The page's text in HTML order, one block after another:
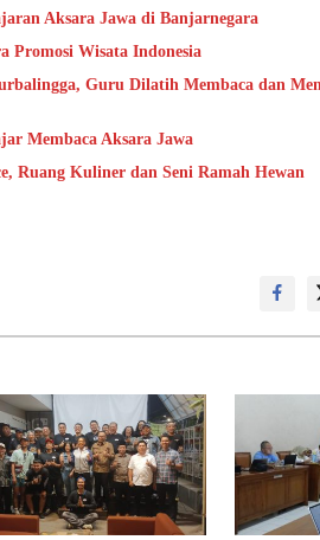
Aksara Jawa di Banjarnegara
Promosi Wisata Indonesia
Guru Dilatih Membaca dan
Membaca Aksara Jawa
Ruang Kuliner dan Seni Ramah Hewan